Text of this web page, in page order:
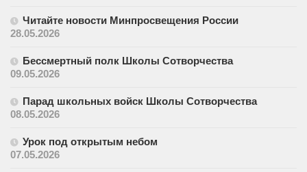
Читайте новости Минпросвещения России
28.05.2026
Бессмертный полк Школы Сотворчества
09.05.2026
Парад школьных войск Школы Сотворчества
08.05.2026
Урок под открытым небом
07.05.2026